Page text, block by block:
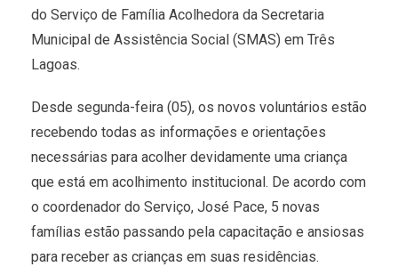
do Serviço de Família Acolhedora da Secretaria
Municipal de Assistência Social (SMAS) em Três
Lagoas.
Desde segunda-feira (05), os novos voluntários estão
recebendo todas as informações e orientações
necessárias para acolher devidamente uma criança
que está em acolhimento institucional. De acordo com
o coordenador do Serviço, José Pace, 5 novas
famílias estão passando pela capacitação e ansiosas
para receber as crianças em suas residências.